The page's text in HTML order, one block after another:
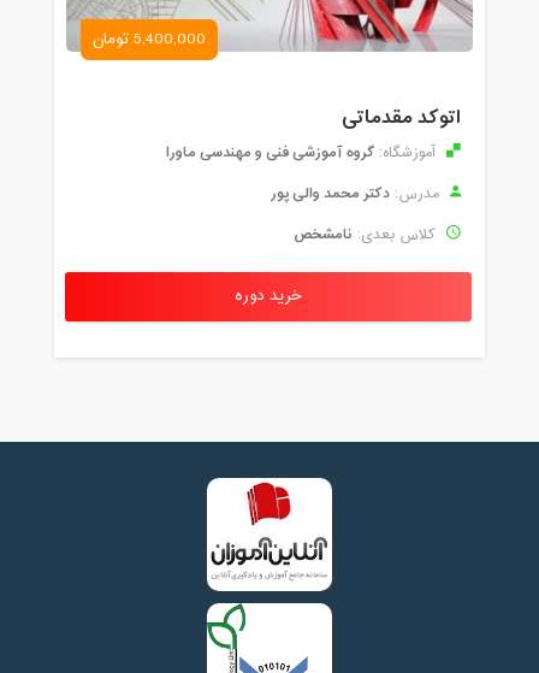
5,400,000 تومان
اتوکد مقدماتی
آموزشگاه: گروه آموزشی فنی و مهندسی ماورا
مدرس: دکتر محمد والی پور
کلاس بعدی: نامشخص
خرید دوره